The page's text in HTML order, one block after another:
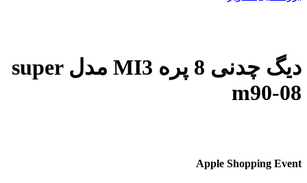
دیگ چدنی 8 پره MI3 مدل super
m90-08
Apple Shopping Event